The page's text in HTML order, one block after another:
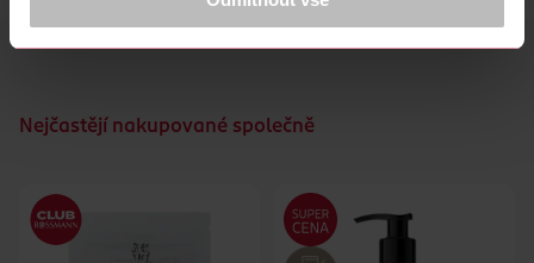
Nejčastějí nakupované společně